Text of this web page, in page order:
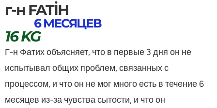
г-н FATİH
6 МЕСЯЦЕВ
16 KG
Г-н Фатих объясняет, что в первые 3 дня он не
испытывал общих проблем, связанных с
процессом, и что он не мог много есть в течение 6
месяцев из-за чувства сытости, и что он